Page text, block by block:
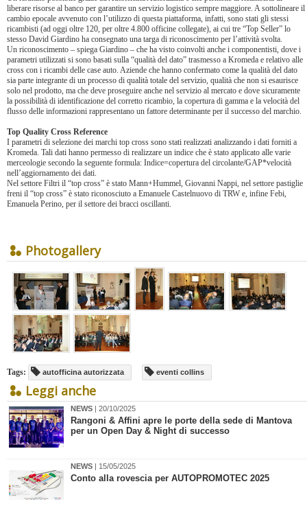
liberare risorse al banco per garantire un servizio logistico sempre maggiore. A sottolineare il
cambio epocale avvenuto con l’utilizzo di questa piattaforma, infatti, sono stati gli stessi
ricambisti (ad oggi oltre 120, per oltre 4.800 officine collegate), ai cui tre “Top Seller” lo
stesso David Giardino ha consegnato una targa di riconoscimento per l’attività svolta.
Un riconoscimento – spiega Giardino – che ha visto coinvolti anche i componentisti, dove i
parametri utilizzati si sono basati sulla “qualità del dato” trasmesso a Kromeda e relativo alle
cross con i ricambi delle case auto. Aziende che hanno confermato come la qualità del dato
sia parte integrante di un processo di qualità totale del servizio, qualità che non si esaurisce
solo nel prodotto, ma che deve proseguire anche nel servizio al mercato e dove sicuramente
la possibilità di identificazione del corretto ricambio, la copertura di gamma e la velocità del
flusso delle informazioni rappresentano un fattore determinante per il successo del marchio.
Top Quality Cross Reference
I parametri di selezione dei marchi top cross sono stati realizzati analizzando i dati forniti a
Kromeda. Tali dati hanno permesso di realizzare un indice che è stato applicato alle varie
merceologie secondo la seguente formula: Indice=copertura del circolante/GAP*velocità
nell’aggiornamento dei dati.
Nel settore Filtri il “top cross” è stato Mann+Hummel, Giovanni Nappi, nel settore pastiglie
freni il “top cross” è stato riconosciuto a Emanuele Castelnuovo di TRW e, infine Febi,
Emanuela Perino, per il settore dei bracci oscillanti.
Photogallery
Tags: autofficina autorizzata eventi collins
Leggi anche
NEWS | 20/10/2025
Rangoni & Affini apre le porte della sede di Mantova
per un Open Day & Night di successo
NEWS | 15/05/2025
Conto alla rovescia per AUTOPROMOTEC 2025